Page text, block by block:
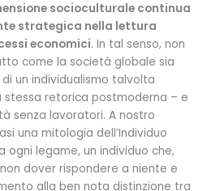
socioculturale continua
strategica nella lettura
economici. In tal senso, non
come la società globale sia
un individualismo talvolta
stessa retorica postmoderna – e
senza lavoratori. A nostro
una mitologia dell’Individuo
legame, un individuo che,
dover rispondere a niente e
alla ben nota distinzione tra